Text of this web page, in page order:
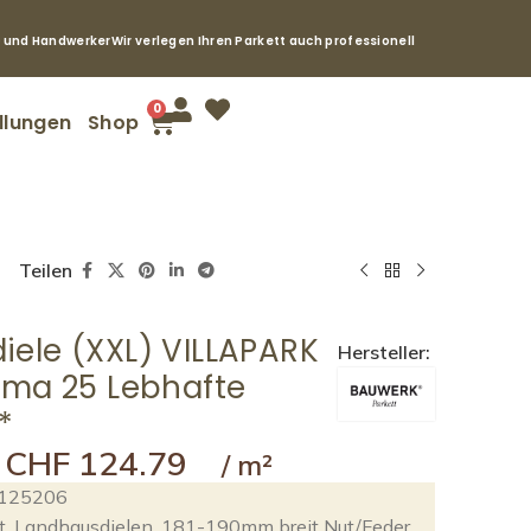
HandwerkerWir verlegen Ihren Parkett auch professionell
Shop
0
Teilen
(XXL) VILLAPARK
25 Lebhafte
Hersteller:
CHF 124.79